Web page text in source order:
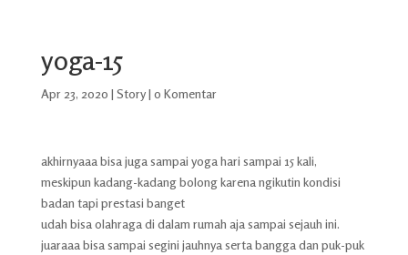
yoga-15
Apr 23, 2020 | Story| 0 Komentar
akhirnyaaa bisa juga sampai yoga hari sampai 15 kali,
meskipun kadang-kadang bolong karena ngikutin kondisi
badan tapi prestasi banget
udah bisa olahraga di dalam rumah aja sampai sejauh ini.
juaraaa bisa sampai segini jauhnya serta bangga dan puk-puk